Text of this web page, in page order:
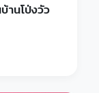
านโป่งวัว